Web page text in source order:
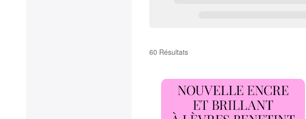
Ensembles pour les lèvres
60 Résultats